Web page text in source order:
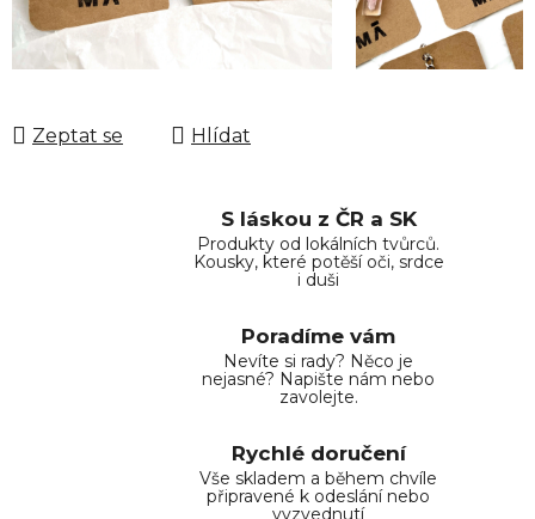
Zeptat se Hlídat
S láskou z ČR a SK
Produkty od lokálních tvůrců.
Kousky, které potěší oči, srdce
i duši
Poradíme vám
Nevíte si rady? Něco je
nejasné? Napište nám nebo
zavolejte.
Rychlé doručení
Vše skladem a během chvíle
připravené k odeslání nebo
vyzvednutí